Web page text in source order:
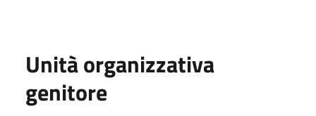
Unità organizzativa
genitore